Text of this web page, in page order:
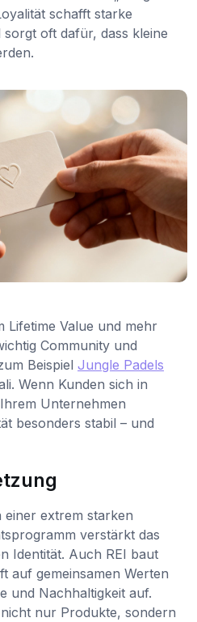
schafft starke
oft dafür, dass kleine
Lifetime Value und mehr
Community und
Beispiel Jungle Padels
Wenn Kunden sich in
Unternehmen
besonders stabil – und
extrem starken
verstärkt das
Identität. Auch REI baut
auf gemeinsamen Werten
und Nachhaltigkeit auf.
nur Produkte, sondern